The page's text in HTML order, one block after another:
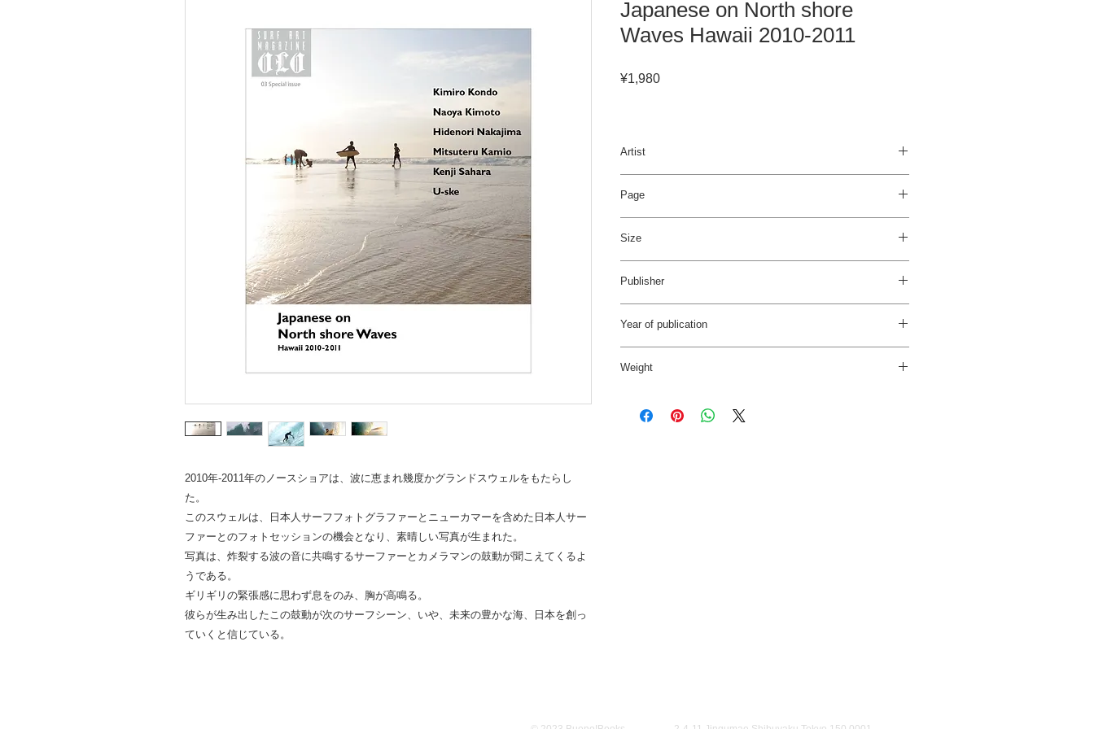
2010年-2011年のノースショアは、波に恵まれ幾度かグランドスウェルをもたらし
た。
このスウェルは、日本人サーフフォトグラファーとニューカマーを含めた日本人サー
ファーとのフォトセッションの機会となり、素晴しい写真が生まれた。
写真は、炸裂する波の音に共鳴するサーファーとカメラマンの鼓動が聞こえてくるよ
うである。
ギリギリの緊張感に思わず息をのみ、胸が高鳴る。
彼らが生み出したこの鼓動が次のサーフシーン、いや、未来の豊かな海、日本を創っ
ていくと信じている。
Japanese on North shore
Waves Hawaii 2010-2011
¥1,980Price
Artist
司、U-ske
Page
Size
Publisher
Year of publication
Weight